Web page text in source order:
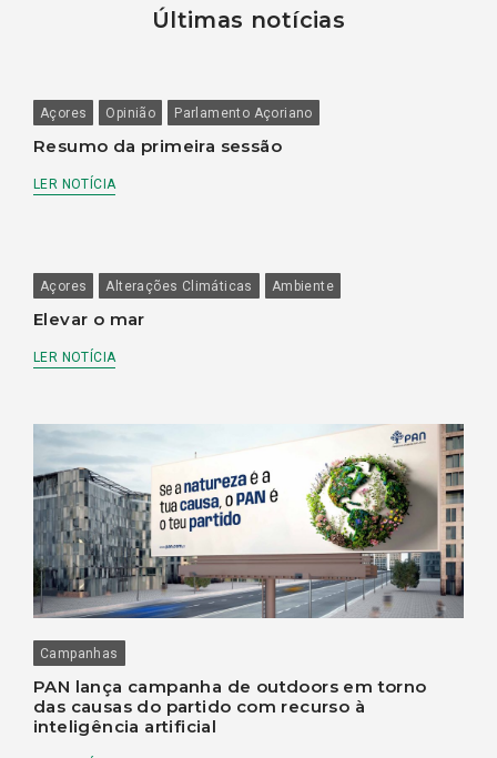
Últimas notícias
Açores Opinião Parlamento Açoriano
Resumo da primeira sessão
LER NOTÍCIA
Açores Alterações Climáticas Ambiente
Elevar o mar
LER NOTÍCIA
Campanhas
PAN lança campanha de outdoors em torno
das causas do partido com recurso à
inteligência artificial